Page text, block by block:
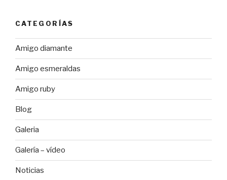
CATEGORÍAS
Amigo diamante
Amigo esmeraldas
Amigo ruby
Blog
Galeria
Galería – vídeo
Noticias